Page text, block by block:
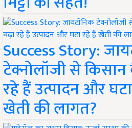
Success Story:
टेक्नोलॉजी से
रहे हैं उत्पादन और
खेती की लागत?